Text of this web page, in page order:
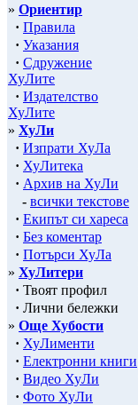
» Ориентир
· Правила
· Указания
· Сдружение
ХуЛите
· Издателство
ХуЛите
» ХуЛи
· Изпрати ХуЛа
· ХуЛитека
· Архив на ХуЛи
- всички текстове
· Екипът си хареса
· Без коментар
· Потърси ХуЛа
» ХуЛитери
· Твоят профил
· Лични бележки
» Още Хубости
· ХуЛименти
· Електронни книги
· Видео ХуЛи
· Фото ХуЛи